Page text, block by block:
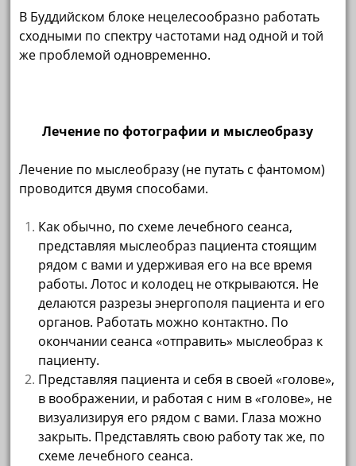
В Буддийском блоке нецелесообразно работать
сходными по спектру частотами над одной и той
же проблемой одновременно.
Лечение по фотографии и мыслеобразу
Лечение по мыслеобразу (не путать с фантомом)
проводится двумя способами.
Как обычно, по схеме лечебного сеанса,
представляя мыслеобраз пациента стоящим
рядом с вами и удерживая его на все время
работы. Лотос и колодец не открываются. Не
делаются разрезы энергополя пациента и его
органов. Работать можно контактно. По
окончании сеанса «отправить» мыслеобраз к
пациенту.
Представляя пациента и себя в своей «голове»,
в воображении, и работая с ним в «голове», не
визуализируя его рядом с вами. Глаза можно
закрыть. Представлять свою работу так же, по
схеме лечебного сеанса.